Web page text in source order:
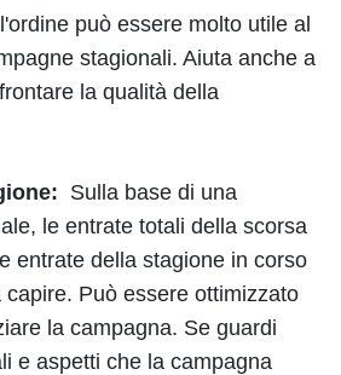
può essere molto utile al
stagionali. Aiuta anche a
la qualità della
Sulla base di una
le entrate totali della scorsa
entrate della stagione in corso
Può essere ottimizzato
la campagna. Se guardi
e aspetti che la campagna